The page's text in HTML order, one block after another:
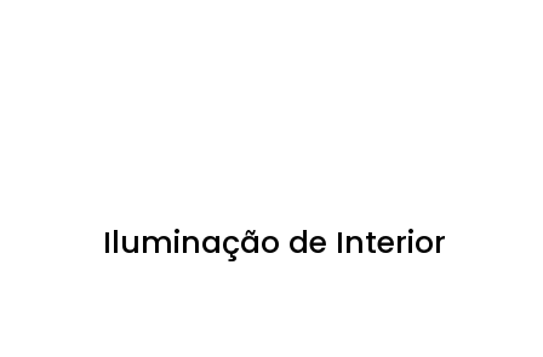
Iluminação de Interior